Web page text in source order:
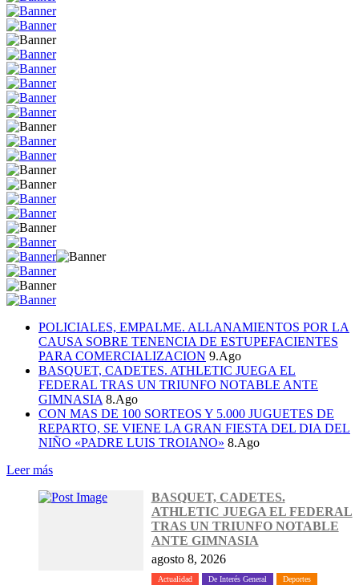
POLICIALES, EMPALME. ALLANAMIENTOS POR LA
CAUSA SOBRE TENENCIA DE ESTUPEFACIENTES
PARA COMERCIALIZACION 9.Ago
BASQUET, CADETES. ATHLETIC JUEGA EL
FEDERAL TRAS UN TRIUNFO NOTABLE ANTE
GIMNASIA 8.Ago
CON MAS DE 100 SORTEOS Y 5.000 JUGUETES DE
REPARTO, SE VIENE LA GRAN FIESTA DEL DIA DEL
NIÑO «PADRE LUIS TROIANO» 8.Ago
Leer más
BASQUET, CADETES.
ATHLETIC JUEGA EL FEDERAL
TRAS UN TRIUNFO NOTABLE
ANTE GIMNASIA
agosto 8, 2026
Actualidad De Interés General Deportes